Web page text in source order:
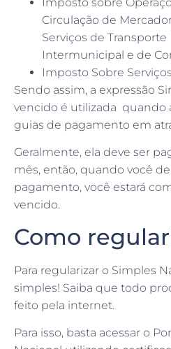
Circulação de
Serviços de
Intermunicipal e de
Imposto Sobre Serviços
Sendo assim, a expressão
vencido é utilizada quando
guias de pagamento em
Geralmente, ela deve ser
mês, então, quando você
pagamento, você estará
vencido.
Como
Para regularizar o Simples
simples! Saiba que todo
feito pela internet.
Para isso, basta acessar o